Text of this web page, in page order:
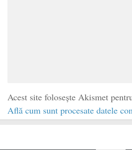
Acest site folosește Akismet
Află cum sunt procesate datele